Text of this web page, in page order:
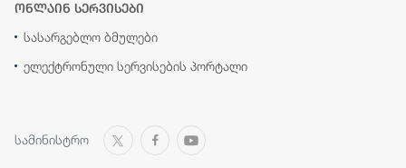
ონლაინ სერვისები
სასარგებლო ბმულები
ელექტრონული სერვისების პორტალი
სამინისტრო